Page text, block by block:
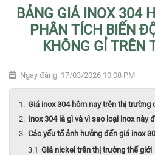
BẢNG GIÁ INOX 304
PHÂN TÍCH BIẾN
KHÔNG GỈ TRÊN
Ngày đăng: 17/03/2026 10:08 PM
Giá inox 304 hôm nay trên thị trường
Inox 304 là gì và vì sao loại inox này
Các yếu tố ảnh hưởng đến giá inox
Giá nickel trên thị trường thế giới